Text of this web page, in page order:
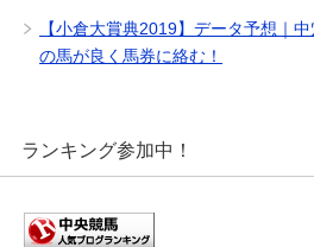
【小倉大賞典2019】データ予想｜
の馬が良く馬券に絡む！
ランキング参加中！